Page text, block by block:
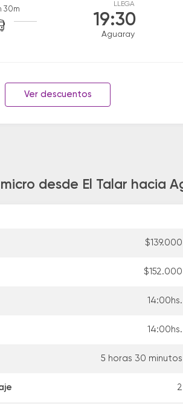
30m
LLEGA
19:30
Aguaray
Ver descuentos
desde El Talar hacia
$139.000
$152.000
14:00hs.
14:00hs.
5 horas 30 minutos
2